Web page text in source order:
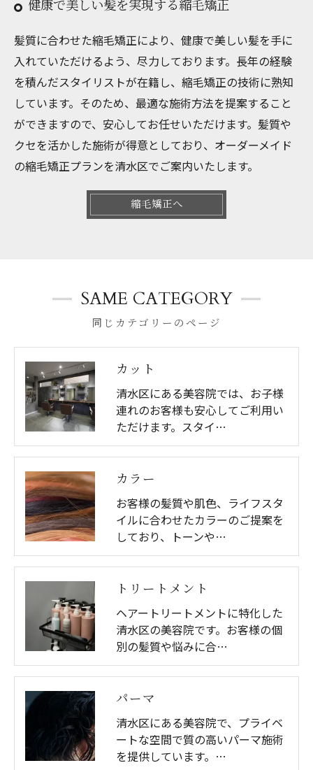
健康で美しい髪を実現する縮毛矯正
髪質に合わせた縮毛矯正により、健康で美しい髪を手に
入れていただけるよう、尽力しております。長年の経験
を積んだスタイリストが在籍し、縮毛矯正の技術に熟知
しています。そのため、最適な施術方法を提案すること
ができますので、安心してお任せいただけます。髪質や
クセを活かした施術が得意としており、オーダーメイド
の縮毛矯正プランを清水区でご案内いたします。
縮毛矯正へ
同じカテゴリーのページ
SAME CATEGORY
カット
清水区にある美容院では、お子様
連れのお客様も安心してご利用い
ただけます。スタイ…
カラー
お客様の髪質や肌色、ライフスタ
イルに合わせたカラーのご提案を
しており、トーンや…
トリートメント
ヘアートリートメントに特化した
清水区の美容院です。お客様の個
別の髪質や悩みに合…
パーマ
清水区にある美容院で、プライベ
ートな空間で質の高いパーマ施術
を提供しています。…